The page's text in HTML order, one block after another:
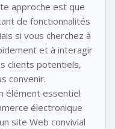
approche est que
de fonctionnalités
si vous cherchez à
et à interagir
clients potentiels,
convenir.
élément essentiel
électronique
site Web convivial